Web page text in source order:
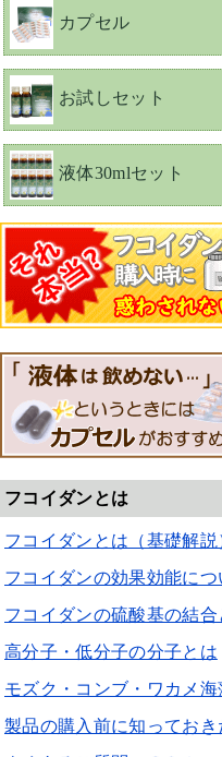
カプセル
お試しセット
液体30mlセット
フコイダンとは
フコイダンとは（基礎解説
フコイダンの効果効能につ
フコイダンの硫酸基の結合
高分子・低分子の分子とは
モズク・コンブ・ワカメ海
製品の購入前に知っておき